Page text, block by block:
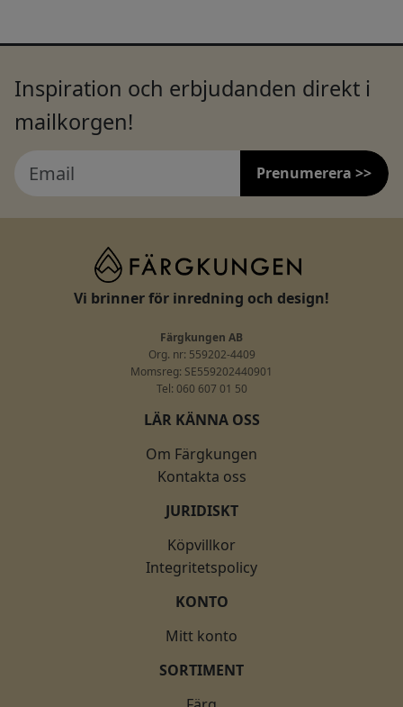
Inspiration och erbjudanden direkt i
mailkorgen!
Prenumerera >>
Vi brinner för inredning och design!
Färgkungen AB
Org. nr: 559202-4409
Momsreg: SE559202440901
Tel: 060 607 01 50
LÄR KÄNNA OSS
Om Färgkungen
Kontakta oss
JURIDISKT
Köpvillkor
Integritetspolicy
KONTO
Mitt konto
SORTIMENT